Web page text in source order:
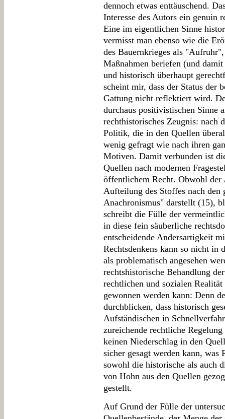
dennoch etwas enttäuschend.
Interesse des Autors ein genuin
Eine im eigentlichen Sinne
vermisst man ebenso wie die
des Bauernkrieges als
Maßnahmen beriefen (und
und historisch überhaupt
scheint mir, dass der Status der
Gattung nicht reflektiert wird.
durchaus positivistischen Sinne
rechthistorisches Zeugnis: nach
Politik, die in den Quellen
wenig gefragt wie nach ihren
Motiven. Damit verbunden ist
Quellen nach modernen
öffentlichem Recht. Obwohl der
Aufteilung des Stoffes nach den
Anachronismus" darstellt (15),
schreibt die Fülle der
in diese fein säuberliche
entscheidende Andersartigkeit
Rechtsdenkens kann so nicht
als problematisch angesehen
rechtshistorische Behandlung
rechtlichen und sozialen
gewonnen werden kann: Denn
durchblicken, dass historisch
Aufständischen in
zureichende rechtliche
keinen Niederschlag in den
sicher gesagt werden kann, was
sowohl die historische als auch
von Hohn aus den Quellen
gestellt.
Auf Grund der Fülle der